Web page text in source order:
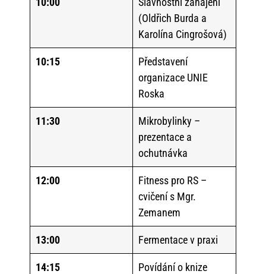
(Oldřich Burda a
Karolína Cingrošová)
10:15
Představení
organizace UNIE
Roska
11:30
Mikrobylinky –
prezentace a
ochutnávka
12:00
Fitness pro RS –
cvičení s Mgr.
Zemanem
13:00 Fermentace v praxi
14:15
Povídání o knize